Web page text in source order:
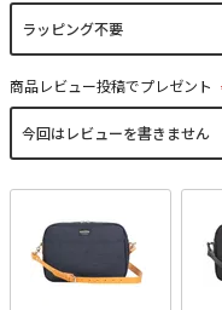
(
商品レビュー投稿でプレゼント